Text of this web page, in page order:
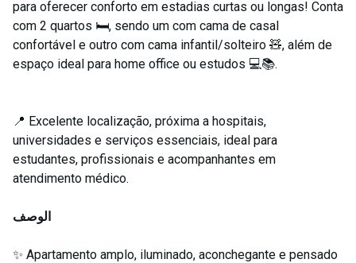
para oferecer conforto em estadias curtas ou longas! Conta
com 2 quartos 🛏️, sendo um com cama de casal
confortável e outro com cama infantil/solteiro 🧸, além de
espaço ideal para home office ou estudos 💻📚.
📍 Excelente localização, próxima a hospitais,
universidades e serviços essenciais, ideal para
estudantes, profissionais e acompanhantes em
atendimento médico.
الوصف
✨ Apartamento amplo, iluminado, aconchegante e pensado